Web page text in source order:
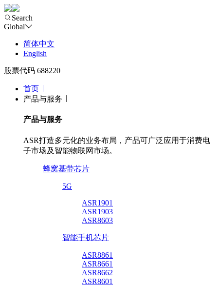
Search
Global
简体中文
English
股票代码 688220
首页
产品与服务
产品与服务
ASR打造多元化的业务布局，产品可广泛应用于消费电
子市场及智能物联网市场。
蜂窝基带芯片
5G
ASR1901
ASR1903
ASR8603
智能手机芯片
ASR8861
ASR8661
ASR8662
ASR8601